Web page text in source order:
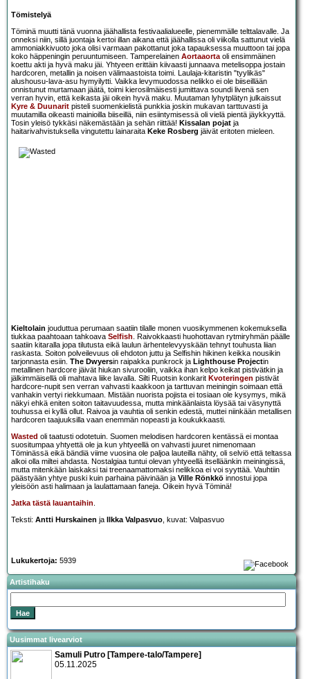
Tömistelyä
Töminä muutti tänä vuonna jäähallista festivaalialueelle, pienemmälle telttalavalle. Ja
onneksi niin, sillä juontaja kertoi illan aikana että jäähallissa oli viikolla sattunut vielä
ammoniakkivuoto joka olisi varmaan pakottanut joka tapauksessa muuttoon tai jopa
koko häppeningin peruuntumiseen. Tamperelainen Aortaaortaoli ensimmäinen
koettu akti ja hyvä maku jäi. Yhtyeen erittäin kiivaasti junnaava metelisoppa jostain
hardcoren, metallin ja noisen välimaastoista toimi. Laulaja-kitaristin "tyylikäs"
alushousu-lava-asu hymyilytti. Vaikka levymuodossa nelikko ei ole biiseillään
onnistunut murtamaan jäätä, toimi kierosilmäisesti jumittava soundi livenä sen
verran hyvin, että keikasta jäi oikein hyvä maku. Muutaman lyhytplätyn julkaissut
Kyre & Duunarit pisteli suomenkielistä punkkia joskin mukavan tarttuvasti ja
muutamilla oikeasti mainioilla biiseillä, niin esiintymisessä oli vielä pientä jäykkyyttä.
Tosin yleisö tykkäsi näkemästään ja sehän riittää! Kissalan pojat ja
haitarivahvistuksella vingutettu lainaraita Keke Rosberg jäivät eritoten mieleen.
Kieltolain jouduttua perumaan saatiin tilalle monen vuosikymmenen kokemuksella
tiukkaa paahtoaan tahkoava Selfish. Raivokkaasti huohottavan rytmiryhmän päälle
saatiin kitaralla jopa tilutusta eikä laulun ärhentelevyyskään tehnyt touhusta liian
raskasta. Soiton polveilevuus oli ehdoton juttu ja Selfishin hikinen keikka nousikin
tarjonnasta esiin. The Dwyersin raipakka punkrock ja Lighthouse Projectin
metallinen hardcore jäivät hiukan sivurooliin, vaikka ihan kelpo keikat pistivätkin ja
jälkimmäisellä oli mahtava liike lavalla. Silti Ruotsin konkarit Kvoteringen pistivät
hardcore-nupit sen verran vahvasti kaakkoon ja tarttuvan meiningin soimaan että
vanhakin vertyi riekkumaan. Mistään nuorista pojista ei tosiaan ole kysymys, mikä
näkyi ehkä eniten soiton taitavuudessa, mutta minkäänlaista löysää tai väsynyttä
touhussa ei kyllä ollut. Raivoa ja vauhtia oli senkin edestä, muttei niinkään metallisen
hardcoren taajuuksilla vaan enemmän nopeasti ja koukukkaasti.
Wasted oli taatusti odotetuin. Suomen melodisen hardcoren kentässä ei montaa
suositumpaa yhtyettä ole ja kun yhtyeellä on vahvasti juuret nimenomaan
Töminässä eikä bändiä viime vuosina ole paljoa lauteilla nähty, oli selviö että teltassa
alkoi olla miltei ahdasta. Nostalgiaa tuntui olevan yhtyeellä itselläänkin meiningissä,
mutta mitenkään laiskaksi tai treenaamattomaksi nelikkoa ei voi syyttää. Vauhtiin
päästyään yhtye puski kuin parhaina päivinään ja Ville Rönkkö innostui jopa
yleisöön asti halimaan ja laulattamaan faneja. Oikein hyvä Töminä!
Jatka tästä lauantaihin.
Teksti: Antti Hurskainen ja Ilkka Valpasvuo, kuvat: Valpasvuo
Lukukertoja: 5939
Artistihaku
Uusimmat livearviot
Samuli Putro [Tampere-talo/Tampere]
05.11.2025